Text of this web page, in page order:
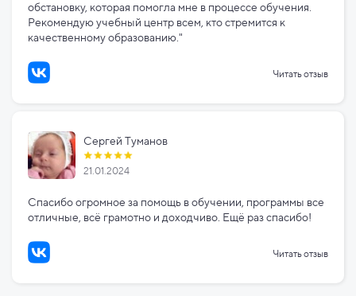
обстановку, которая помогла мне в процессе обучения.
Рекомендую учебный центр всем, кто стремится к
качественному образованию."
Читать отзыв
Сергей Туманов
21.01.2024
Спасибо огромное за помощь в обучении, программы все
отличные, всё грамотно и доходчиво. Ещё раз спасибо!
Читать отзыв